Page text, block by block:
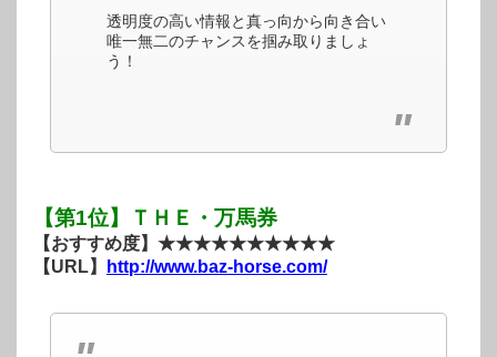
透明度の高い情報と真っ向から向き合い
唯一無二のチャンスを掴み取りましょ
う！
【第1位】ＴＨＥ・万馬券
【おすすめ度】★★★★★★★★★★
【URL】
http://www.baz-horse.com/